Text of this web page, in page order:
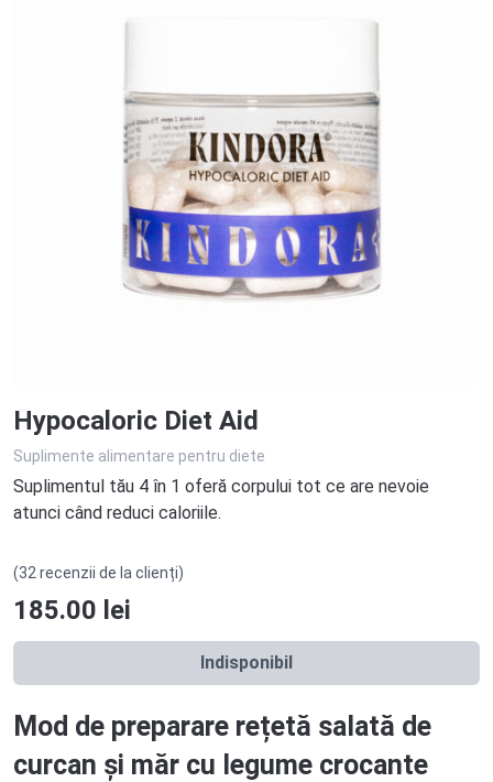
Hypocaloric Diet Aid
Suplimente alimentare pentru diete
Suplimentul tău 4 în 1 oferă corpului tot ce are nevoie
atunci când reduci caloriile.
(32 recenzii de la clienți)
185.00 lei
Indisponibil
Mod de preparare rețetă salată de
curcan și măr cu legume crocante